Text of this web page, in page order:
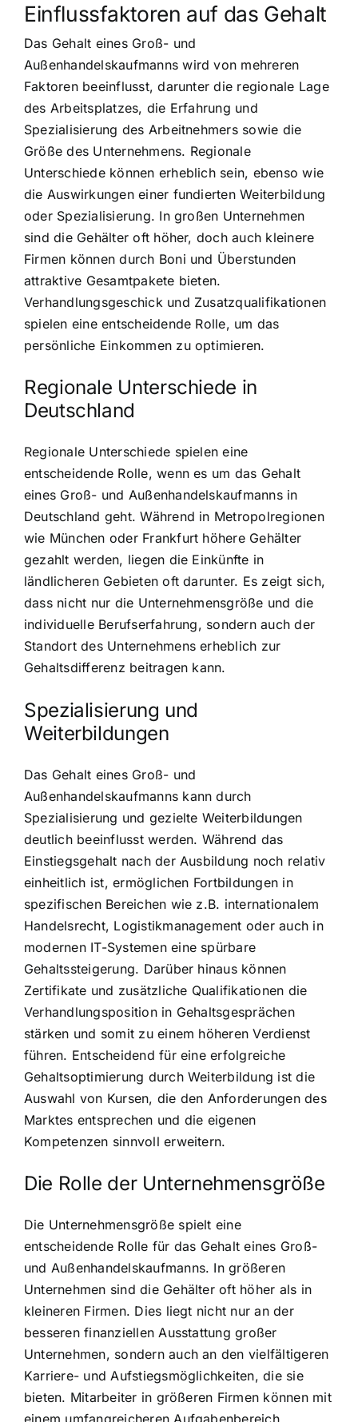
Einflussfaktoren auf das Gehalt
Das Gehalt eines Groß- und
Außenhandelskaufmanns wird von mehreren
Faktoren beeinflusst, darunter die regionale Lage
des Arbeitsplatzes, die Erfahrung und
Spezialisierung des Arbeitnehmers sowie die
Größe des Unternehmens. Regionale
Unterschiede können erheblich sein, ebenso wie
die Auswirkungen einer fundierten Weiterbildung
oder Spezialisierung. In großen Unternehmen
sind die Gehälter oft höher, doch auch kleinere
Firmen können durch Boni und Überstunden
attraktive Gesamtpakete bieten.
Verhandlungsgeschick und Zusatzqualifikationen
spielen eine entscheidende Rolle, um das
persönliche Einkommen zu optimieren.
Regionale Unterschiede in
Deutschland
Regionale Unterschiede spielen eine
entscheidende Rolle, wenn es um das Gehalt
eines Groß- und Außenhandelskaufmanns in
Deutschland geht. Während in Metropolregionen
wie München oder Frankfurt höhere Gehälter
gezahlt werden, liegen die Einkünfte in
ländlicheren Gebieten oft darunter. Es zeigt sich,
dass nicht nur die Unternehmensgröße und die
individuelle Berufserfahrung, sondern auch der
Standort des Unternehmens erheblich zur
Gehaltsdifferenz beitragen kann.
Spezialisierung und
Weiterbildungen
Das Gehalt eines Groß- und
Außenhandelskaufmanns kann durch
Spezialisierung und gezielte Weiterbildungen
deutlich beeinflusst werden. Während das
Einstiegsgehalt nach der Ausbildung noch relativ
einheitlich ist, ermöglichen Fortbildungen in
spezifischen Bereichen wie z.B. internationalem
Handelsrecht, Logistikmanagement oder auch in
modernen IT-Systemen eine spürbare
Gehaltssteigerung. Darüber hinaus können
Zertifikate und zusätzliche Qualifikationen die
Verhandlungsposition in Gehaltsgesprächen
stärken und somit zu einem höheren Verdienst
führen. Entscheidend für eine erfolgreiche
Gehaltsoptimierung durch Weiterbildung ist die
Auswahl von Kursen, die den Anforderungen des
Marktes entsprechen und die eigenen
Kompetenzen sinnvoll erweitern.
Die Rolle der Unternehmensgröße
Die Unternehmensgröße spielt eine
entscheidende Rolle für das Gehalt eines Groß-
und Außenhandelskaufmanns. In größeren
Unternehmen sind die Gehälter oft höher als in
kleineren Firmen. Dies liegt nicht nur an der
besseren finanziellen Ausstattung großer
Unternehmen, sondern auch an den vielfältigeren
Karriere- und Aufstiegsmöglichkeiten, die sie
bieten. Mitarbeiter in größeren Firmen können mit